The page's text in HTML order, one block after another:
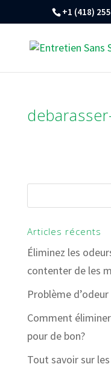
+1 (418)
Articles récents
Éliminez les
contenter de les
Problème
Comment
pour de bon?
Tout savoir sur